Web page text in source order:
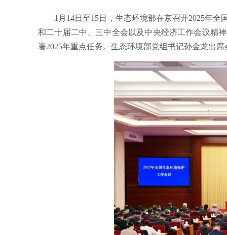
1月14日至15日，生态环境部在京召开2025年全
和二十届二中、三中全会以及中央经济工作会议精
署2025年重点任务。生态环境部党组书记孙金龙出